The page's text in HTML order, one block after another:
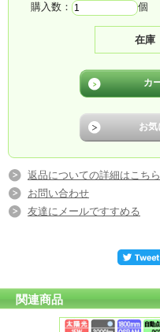
購入数： 個
在庫
返品についての詳細はこちら
お問い合わせ
友達にメールですすめる
関連商品